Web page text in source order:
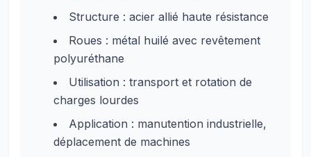
Structure : acier allié haute résistance
Roues : métal huilé avec revêtement
polyuréthane
Utilisation : transport et rotation de
charges lourdes
Application : manutention industrielle,
déplacement de machines